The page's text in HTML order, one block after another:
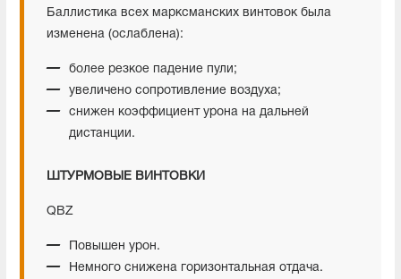
Баллистика всех марксманских винтовок была
изменена (ослаблена):
более резкое падение пули;
увеличено сопротивление воздуха;
снижен коэффициент урона на дальней
дистанции.
ШТУРМОВЫЕ ВИНТОВКИ
QBZ
Повышен урон.
Немного снижена горизонтальная отдача.